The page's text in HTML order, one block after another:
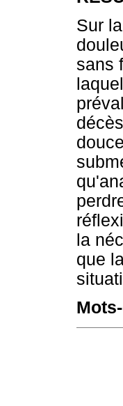
Sur
sans
la
que